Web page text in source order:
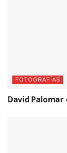
FOTOGRAFÍAS
David Palomar